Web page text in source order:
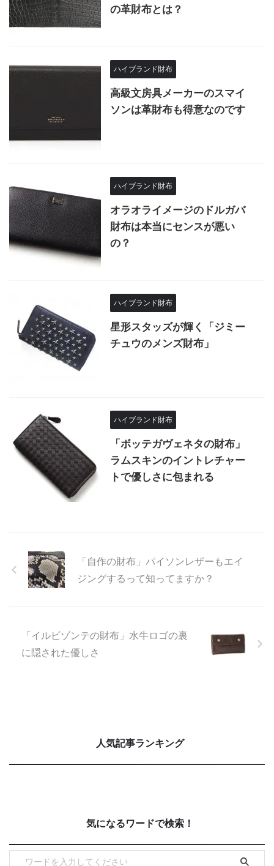
の革財布とは？
ハイブランド財布
高級文房具メーカーのスマイ
ソンは革財布も得意なのです
ハイブランド財布
オラオライメージのドルガバ
財布は本当にセンスが悪い
の？
ハイブランド財布
星形スタッズが輝く「ジミー
チュウのメンズ財布」
ハイブランド財布
「ボッテガヴェネタの財布」
ラムスキンのイントレチャー
トで優しさに包まれる
「自作の財布」パイソンレザーもエイ
ジングするって知ってますか？
「イルビゾンテの財布」水牛ロゴの裏
に隠された優しさ
人気記事ランキング
気になるワードで検索！